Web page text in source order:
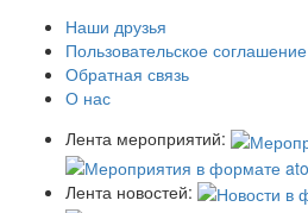
Наши друзья
Пользовательское соглашение
Обратная связь
О нас
Лента мероприятий:
Лента новостей: